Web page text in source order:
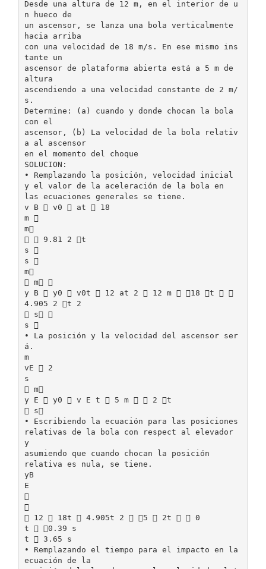
Desde una altura de 12 m, en el interior de u
n hueco de
un ascensor, se lanza una bola verticalmente
hacia arriba
con una velocidad de 18 m/s. En ese mismo ins
tante un
ascensor de plataforma abierta está a 5 m de
altura
ascendiendo a una velocidad constante de 2 m/
s.
Determine: (a) cuando y donde chocan la bola
con el
ascensor, (b) La velocidad de la bola relativ
a al ascensor
en el momento del choque
SOLUCION:
• Remplazando la posición, velocidad inicial
y el valor de la aceleración de la bola en
las ecuaciones generales se tiene.
v B  v0  at  18
m 
m
  9.81 2 t
s 
s 
m
 m 
y B  y0  v0t  12 at 2  12 m  18 t  
4.905 2 t 2
 s 
s 
• La posición y la velocidad del ascensor ser
á.
m
vE  2
s
 m
y E  y0  v E t  5 m   2 t
 s
• Escribiendo la ecuación para las posiciones
relativas de la bola con respect al elevador
y
asumiendo que cuando chocan la posición
relativa es nula, se tiene.
yB
E


 12  18t  4.905t 2  5  2t   0
t  0.39 s
t  3.65 s
• Remplazando el tiempo para el impacto en la
ecuación de la